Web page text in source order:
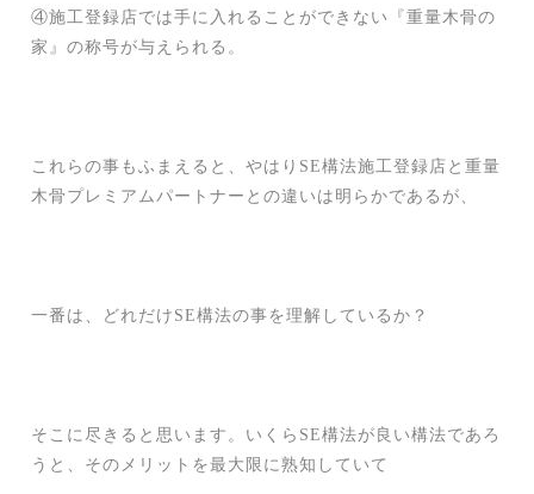
④施工登録店では手に入れることができない『重量木骨の
家』の称号が与えられる。
これらの事もふまえると、やはりSE構法施工登録店と重量
木骨プレミアムパートナーとの違いは明らかであるが、
一番は、どれだけSE構法の事を理解しているか？
そこに尽きると思います。いくらSE構法が良い構法であろ
うと、そのメリットを最大限に熟知していて